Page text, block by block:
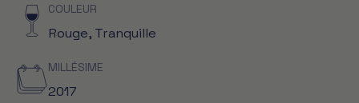
COULEUR
Rouge, Tranquille
MILLÉSIME
2017